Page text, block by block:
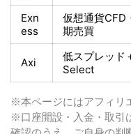
Exn
ess
仮想通貨CFD
期売買
Axi 低スプレッド
Select
※本ページにはアフィリ
※口座開設・入金・取引